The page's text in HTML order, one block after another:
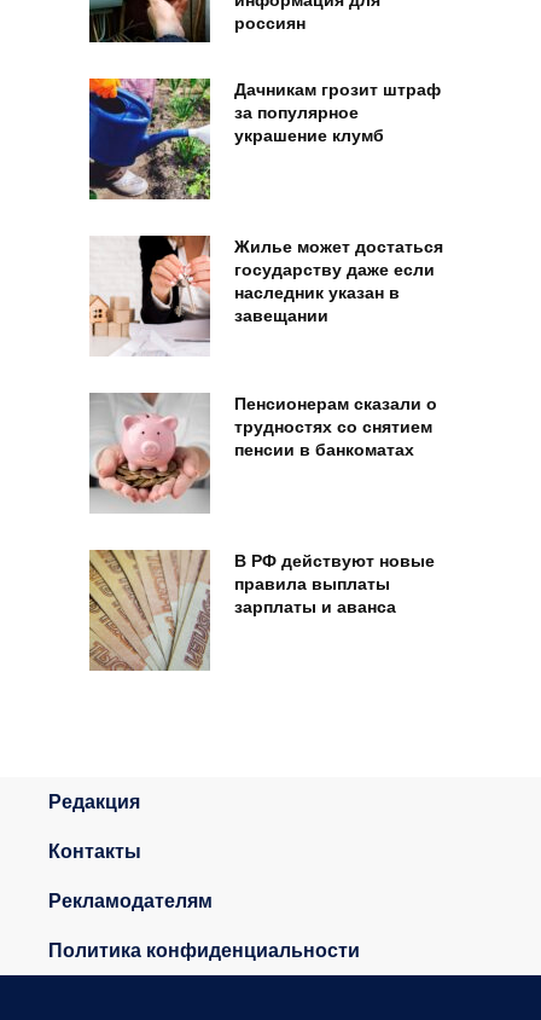
россиян
Дачникам грозит штраф
за популярное
украшение клумб
Жилье может достаться
государству даже если
наследник указан в
завещании
Пенсионерам сказали о
трудностях со снятием
пенсии в банкоматах
В РФ действуют новые
правила выплаты
зарплаты и аванса
Редакция
Контакты
Рекламодателям
Политика конфиденциальности